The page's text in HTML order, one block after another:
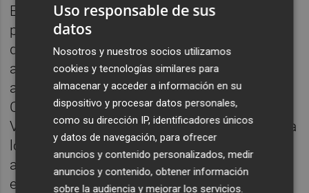
El impacto del ictus no solo afecta a los
pacientes, sino también a sus familias,
quienes a menudo necesitan apoyo para
adaptarse a la nueva situación. Las
asociaciones, como la Federación de Daño
Cerebral Adquirido de la Comunidad
Valenciana, proporcionan recursos y apoyo a
los pacientes y sus familiares, ayudándolos
a afrontar los cambios drásticos que esta
enfermedad puede traer a sus vidas. La
Uso responsable de sus
datos
Nosotros y nuestros socios utilizamos
cookies y tecnologías similares para
almacenar y acceder a información en su
dispositivo y procesar datos personales,
como su dirección IP, identificadores únicos
y datos de navegación, para ofrecer
anuncios y contenido personalizados, medir
anuncios y contenido, obtener información
sobre la audiencia y mejorar los servicios.